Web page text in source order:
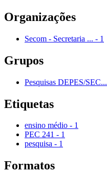
Organizações
Secom - Secretaria ... - 1
Grupos
Pesquisas DEPES/SEC...
Etiquetas
ensino médio - 1
PEC 241 - 1
pesquisa - 1
Formatos